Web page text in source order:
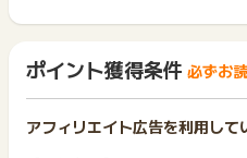
ポイント獲得条件 必ずお
アフィリエイト広告を利用して